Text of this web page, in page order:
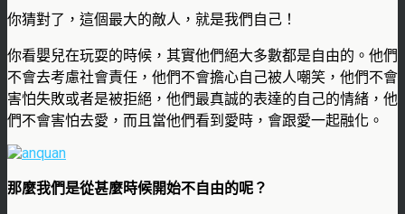
你猜對了，這個最大的敵人，就是我們自己！
你看嬰兒在玩耍的時候，其實他們絕大多數都是自由的。他們
不會去考慮社會責任，他們不會擔心自己被人嘲笑，他們不會
害怕失敗或者是被拒絕，他們最真誠的表達的自己的情緒，他
們不會害怕去愛，而且當他們看到愛時，會跟愛一起融化。
那麼我們是從甚麼時候開始不自由的呢？